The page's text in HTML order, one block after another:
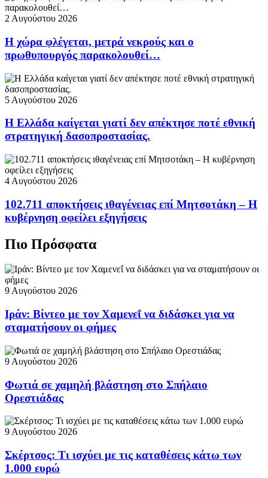
2 Αυγούστου 2026
Η χώρα φλέγεται, μετρά νεκρούς και ο
πρωθυπουργός παρακολουθεί…
5 Αυγούστου 2026
Η Ελλάδα καίγεται γιατί δεν απέκτησε ποτέ εθνική
στρατηγική δασοπροστασίας.
4 Αυγούστου 2026
102.711 αποκτήσεις ιθαγένειας επί Μητσοτάκη – Η
κυβέρνηση οφείλει εξηγήσεις
Πιο Πρόσφατα
9 Αυγούστου 2026
Ιράν: Βίντεο με τον Χαμενεΐ να διδάσκει για να
σταματήσουν οι φήμες
9 Αυγούστου 2026
Φωτιά σε χαμηλή βλάστηση στο Σπήλαιο
Ορεστιάδας
9 Αυγούστου 2026
Σκέρτσος: Τι ισχύει με τις καταθέσεις κάτω των
1.000 ευρώ